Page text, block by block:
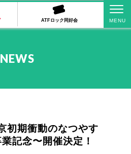
ATFロック同好会
NEWS
初期衝動のなつやす
記念〜開催決定！